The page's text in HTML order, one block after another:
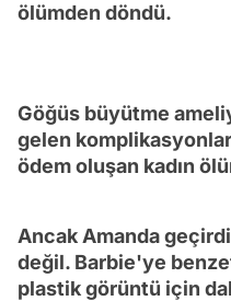
ölümden döndü.
Göğüs büyütme
gelen
ödem oluşan kadın
Ancak Amanda
değil. Barbie'ye
plastik görüntü için